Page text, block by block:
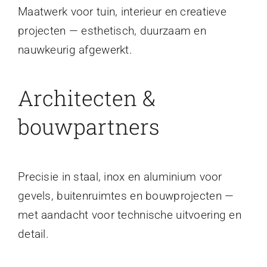
Maatwerk voor tuin, interieur en creatieve
projecten — esthetisch, duurzaam en
nauwkeurig afgewerkt.
Architecten &
bouwpartners
Precisie in staal, inox en aluminium voor
gevels, buitenruimtes en bouwprojecten —
met aandacht voor technische uitvoering en
detail.